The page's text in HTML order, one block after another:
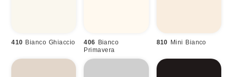
410 Bianco Ghiaccio 406 Bianco
Primavera
810 Mini Bianco